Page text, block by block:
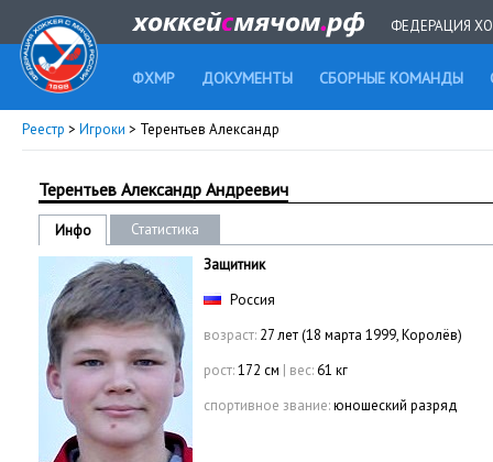
ФЕДЕРАЦИЯ
ФХМР ДОКУМЕНТЫ СБОРНЫЕ КОМАНДЫ
Реестр > Игроки > Терентьев Александр
Терентьев Александр Андреевич
Инфо
Статистика
Защитник
Россия
возраст: 27 лет (18 марта 1999, Королёв)
рост:172 см | вес:61 кг
спортивное звание:юношеский разряд